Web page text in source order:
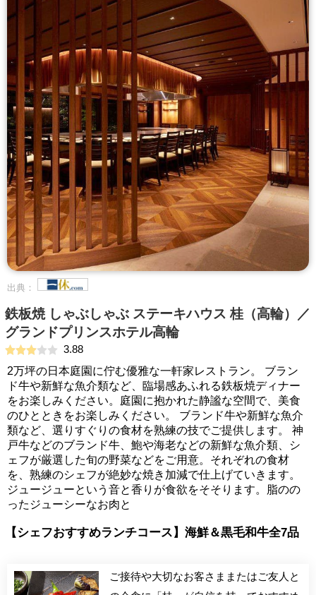
出典：
鉄板焼 しゃぶしゃぶ ステーキハウス 桂（高輪）／
グランドプリンスホテル高輪
3.88
2万坪の日本庭園に佇む優雅な一軒家レストラン。 ブラン
ド牛や新鮮な魚介類など、臨場感あふれる鉄板焼ディナー
をお楽しみください。庭園に抱かれた静謐な空間で、美食
のひとときをお楽しみください。 ブランド牛や新鮮な魚介
類など、選りすぐりの食材を熟練の技でご提供します。 神
戸牛などのブランド牛、鮑や海老などの新鮮な魚介類、シ
ェフが厳選した旬の野菜などをご用意。それぞれの食材
を、熟練のシェフが絶妙な焼き加減で仕上げていきます。
ジュージューという音と香りが食欲をそそります。脂のの
ったジューシーなお肉と
【シェフおすすめランチコース】海鮮＆黒毛和牛全7品
ご接待や大切なお客さままたはご友人と